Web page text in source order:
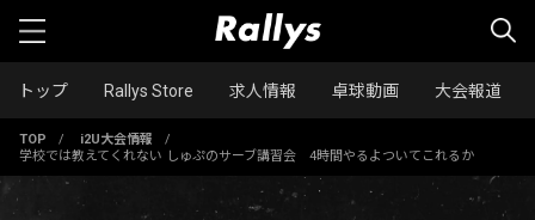
トップ Rallys Store 求人情報 卓球動画 大会報道
TOP / i2U大会情報
/
学校では教えてくれない しゅぷのサーブ講習会 4時間やるよついてこれるか